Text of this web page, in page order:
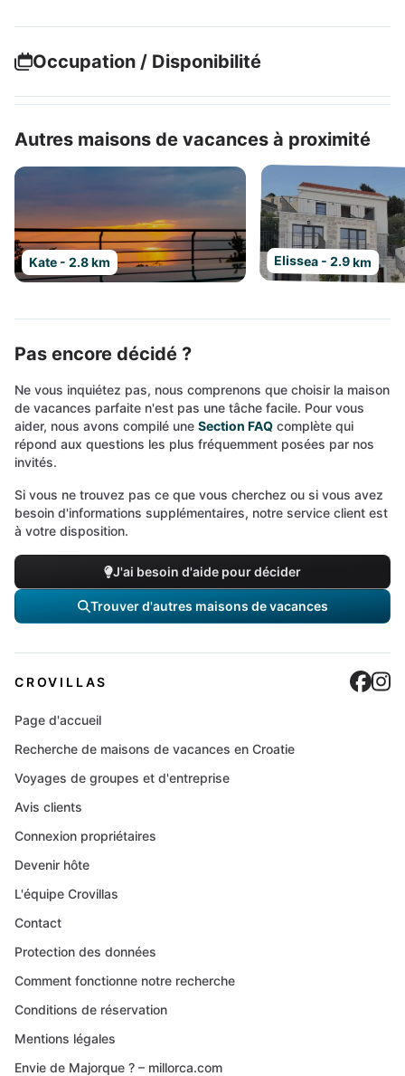
Occupation / Disponibilité
Autres maisons de vacances à proximité
Kate - 2.8 km Elissea - 2.9 km
Pas encore décidé ?
Ne vous inquiétez pas, nous comprenons que choisir la maison
de vacances parfaite n'est pas une tâche facile. Pour vous
aider, nous avons compilé une Section FAQ complète qui
répond aux questions les plus fréquemment posées par nos
invités.
Si vous ne trouvez pas ce que vous cherchez ou si vous avez
besoin d'informations supplémentaires, notre service client est
à votre disposition.
J'ai besoin d'aide pour décider
Trouver d'autres maisons de vacances
CROVILLAS
Page d'accueil
Recherche de maisons de vacances en Croatie
Voyages de groupes et d'entreprise
Avis clients
Connexion propriétaires
Devenir hôte
L'équipe Crovillas
Contact
Protection des données
Comment fonctionne notre recherche
Conditions de réservation
Mentions légales
Envie de Majorque ? – millorca.com